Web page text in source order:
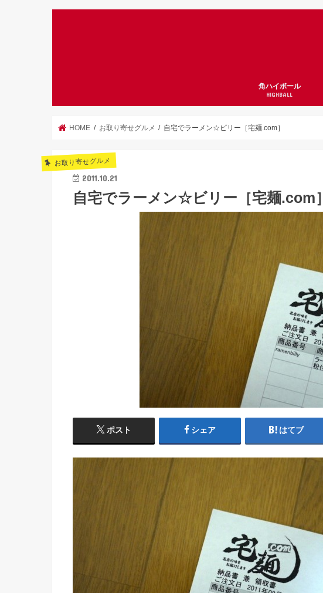
角ハイボール
HIGHBALL
HOME お取り寄せグルメ 自宅でラーメン☆ビリー［宅麺.com］
お取り寄せグルメ
2011.10.21
自宅でラーメン☆ビリー［宅麺.com］
ポスト シェア はてブ